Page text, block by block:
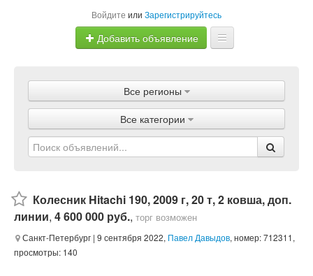
Войдите или Зарегистрируйтесь
Добавить объявление
Объявления
Магазины
Услуги
Все регионы
Все категории
Колесник Hitachi 190, 2009 г, 20 т, 2 ковша, доп.
линии, 4 600 000 руб., торг возможен
Санкт-Петербург | 9 сентября 2022, Павел Давыдов, номер: 712311,
просмотры: 140